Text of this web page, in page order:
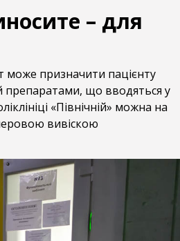
– для
може призначити пацієнту
препаратами, що вводяться у
«Північній» можна на
вивіскою